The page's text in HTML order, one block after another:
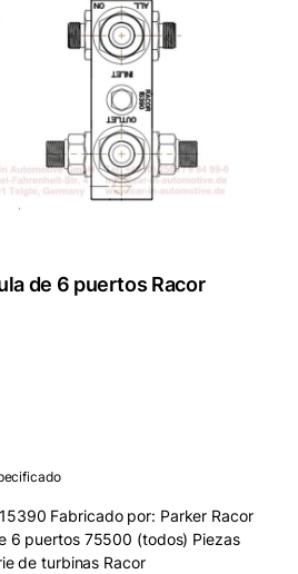
de 6 puertos Racor
Fabricado por: Parker Racor
6 puertos 75500 (todos) Piezas
de turbinas Racor